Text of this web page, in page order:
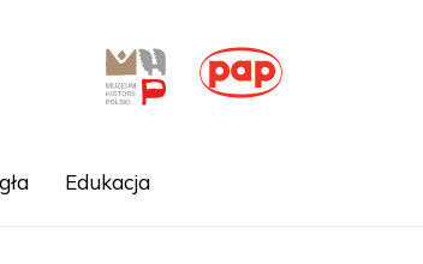
Edukacja